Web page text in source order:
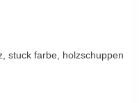
stuck farbe, holzschuppen